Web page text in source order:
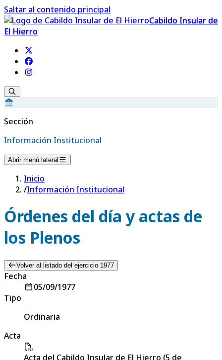
Saltar al contenido principal
Cabildo Insular de
El Hierro
Sección
Información Institucional
Abrir menú lateral
Inicio
/Información Institucional
Órdenes del día y actas de
los Plenos
Volver al listado del ejercicio 1977
Fecha
05/09/1977
Tipo
Ordinaria
Acta
Acta del Cabildo Insular de El Hierro (5 de